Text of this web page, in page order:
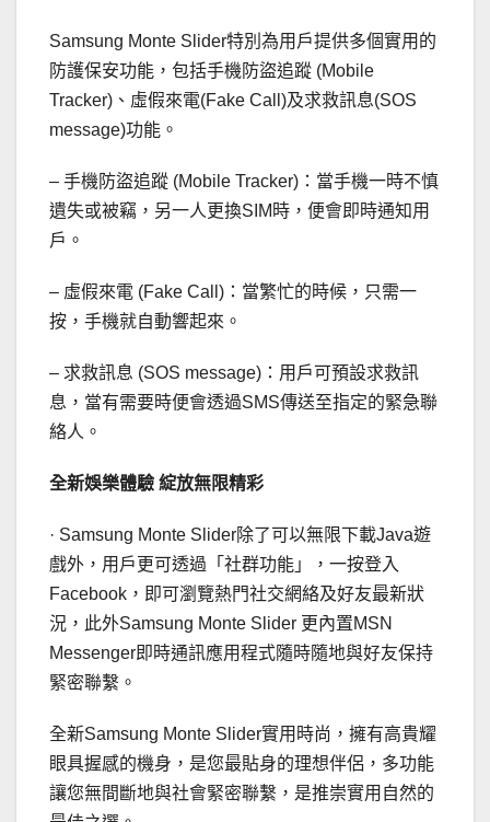
Samsung Monte Slider特別為用戶提供多個實用的
防護保安功能，包括手機防盜追蹤 (Mobile
Tracker)、虛假來電(Fake Call)及求救訊息(SOS
message)功能。
– 手機防盜追蹤 (Mobile Tracker)：當手機一時不慎
遺失或被竊，另一人更換SIM時，便會即時通知用
戶。
– 虛假來電 (Fake Call)：當繁忙的時候，只需一
按，手機就自動響起來。
– 求救訊息 (SOS message)：用戶可預設求救訊
息，當有需要時便會透過SMS傳送至指定的緊急聯
絡人。
全新娛樂體驗 綻放無限精彩
· Samsung Monte Slider除了可以無限下載Java遊
戲外，用戶更可透過「社群功能」，一按登入
Facebook，即可瀏覽熱門社交網絡及好友最新狀
況，此外Samsung Monte Slider 更內置MSN
Messenger即時通訊應用程式隨時隨地與好友保持
緊密聯繫。
全新Samsung Monte Slider實用時尚，擁有高貴耀
眼具握感的機身，是您最貼身的理想伴侶，多功能
讓您無間斷地與社會緊密聯繫，是推崇實用自然的